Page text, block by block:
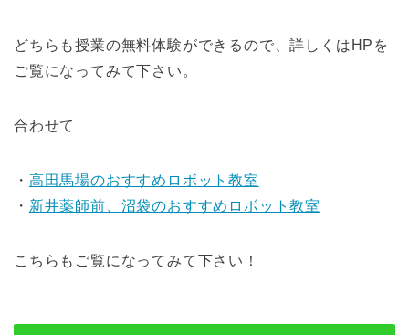
どちらも授業の無料体験ができるので、詳しくはHPを
ご覧になってみて下さい。
合わせて
・ 高田馬場のおすすめロボット教室
・ 新井薬師前、沼袋のおすすめロボット教室
こちらもご覧になってみて下さい！